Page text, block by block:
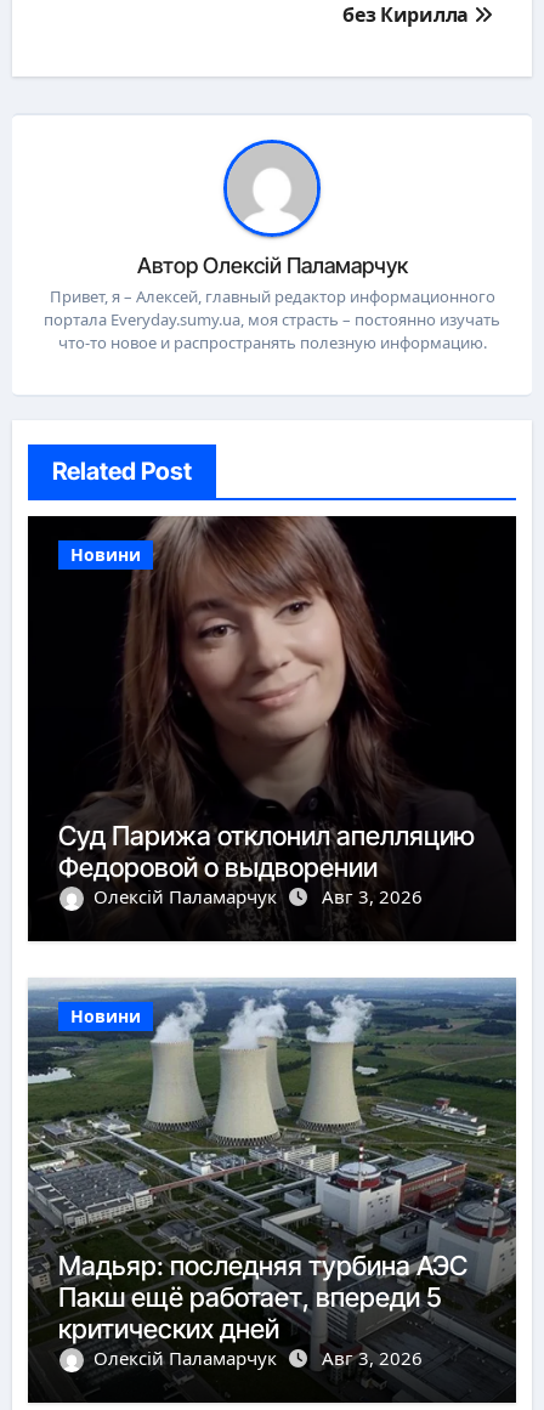
без Кирилла
АвторОлексій Паламарчук
Привет, я – Алексей, главный редактор информационного
портала Everyday.sumy.ua, моя страсть – постоянно изучать
что-то новое и распространять полезную информацию.
Related Post
Новини
Суд Парижа отклонил апелляцию
Федоровой о выдворении
Олексій Паламарчук Авг 3, 2026
Новини
Мадьяр: последняя турбина АЭС
Пакш ещё работает, впереди 5
критических дней
Олексій Паламарчук Авг 3, 2026